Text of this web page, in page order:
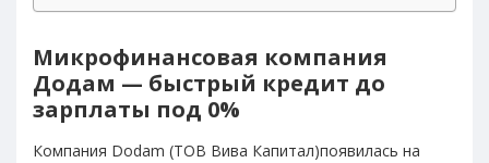
Микрофинансовая компания
Додам — быстрый кредит до
зарплаты под 0%
Компания Dodam (ТОВ Вива Капитал)появилась на